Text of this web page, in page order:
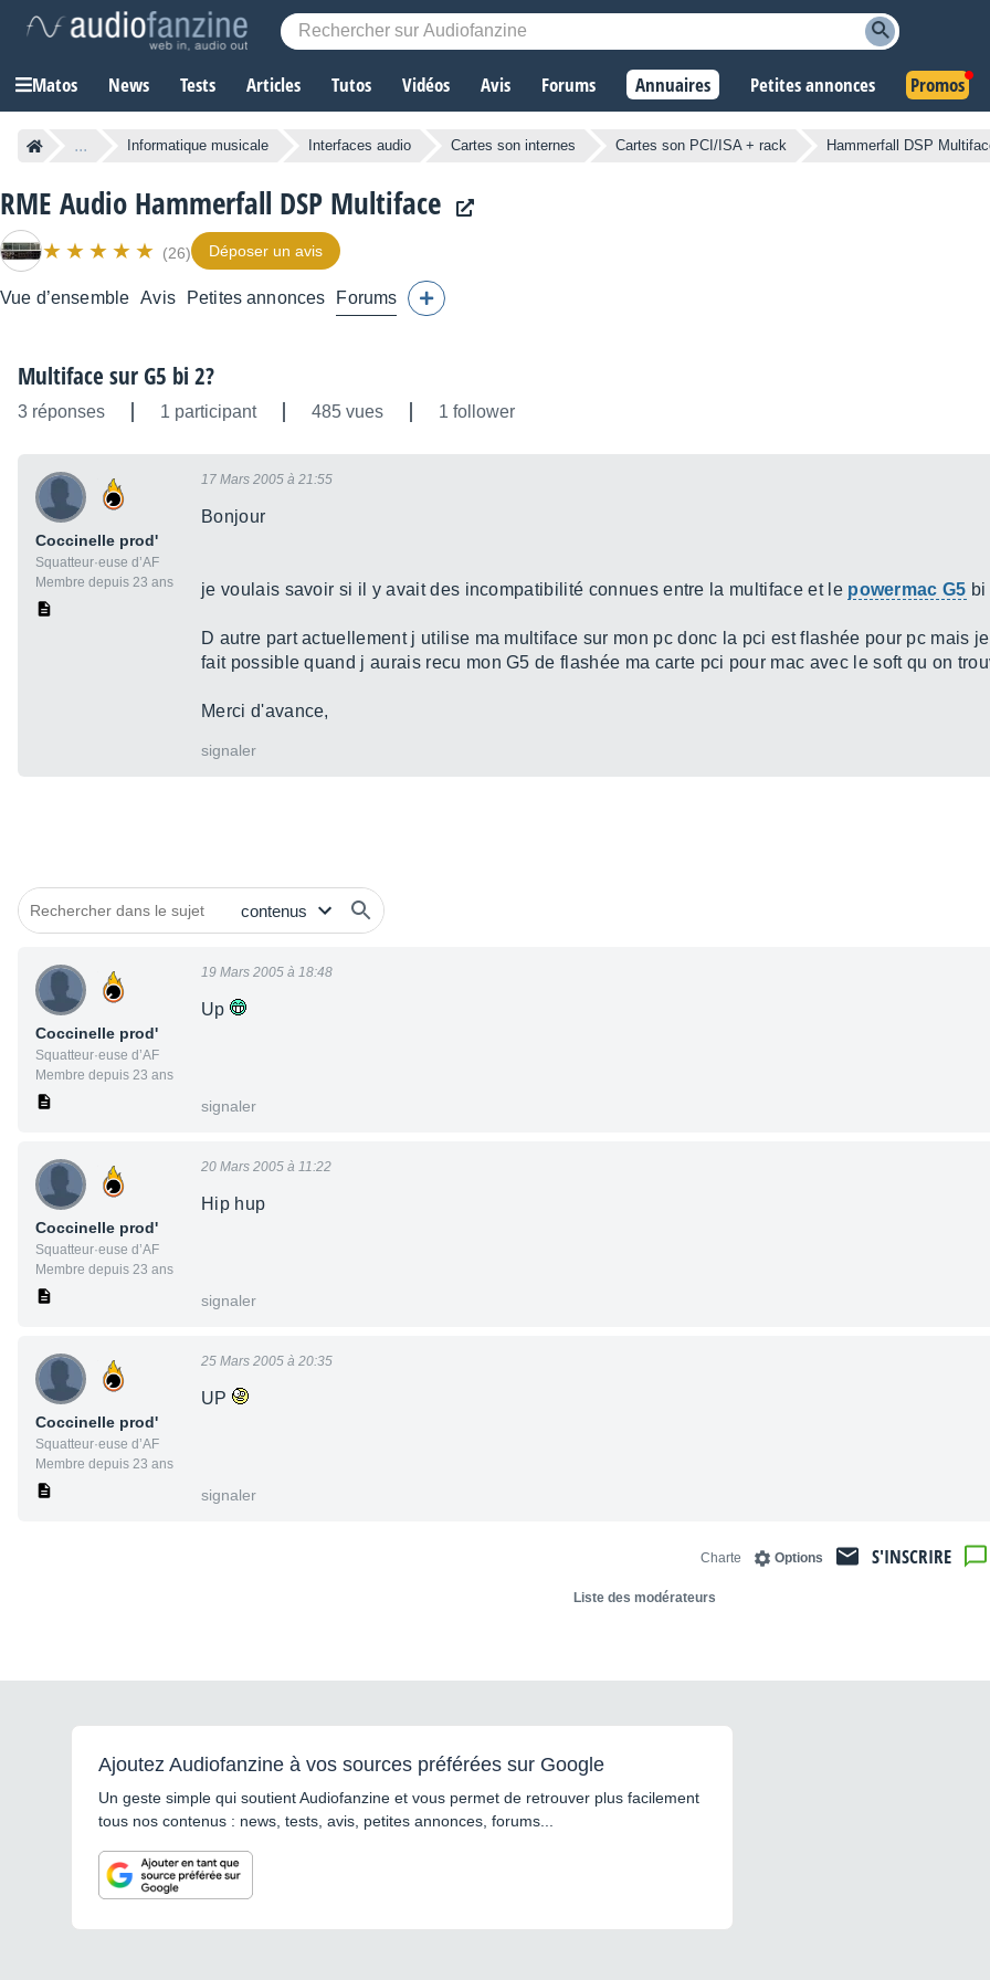
Matos News Tests Articles Tutos Vidéos Avis Forums Annuaires Petites annonces Promos
... Informatique musicale Interfaces audio Cartes son internes Cartes son PCI/ISA + rack Hammerfall DSP
RME Audio Hammerfall DSP Multiface
(26) Déposer un avis
Vue d’ensemble Avis Petites annonces Forums
Multiface sur G5 bi 2?
3 réponses 1 participant 485 vues 1 follower
Coccinelle prod'
Squatteur·euse d’AF
Membre depuis 23 ans
17 Mars 2005 à 21:55
Bonjour
je voulais savoir si il y avait des incompatibilité connues entre la multiface et le powermac G5 bi
D autre part actuellement j utilise ma multiface sur mon pc donc la pci est flashée pour pc mais
fait possible quand j aurais recu mon G5 de flashée ma carte pci pour mac avec le soft qu on
Merci d'avance,
signaler
Coccinelle prod'
Squatteur·euse d’AF
Membre depuis 23 ans
19 Mars 2005 à 18:48
Up
signaler
Coccinelle prod'
Squatteur·euse d’AF
Membre depuis 23 ans
20 Mars 2005 à 11:22
Hip hup
signaler
Coccinelle prod'
Squatteur·euse d’AF
Membre depuis 23 ans
25 Mars 2005 à 20:35
UP
signaler
S'INSCRIRE
Options
Charte
Liste des modérateurs
Ajoutez Audiofanzine à vos sources préférées sur Google
Un geste simple qui soutient Audiofanzine et vous permet de retrouver plus facilement
tous nos contenus : news, tests, avis, petites annonces, forums...